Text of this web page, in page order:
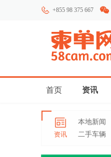
+855 98 375 667
首页 资讯
资讯
本地新闻
二手车辆